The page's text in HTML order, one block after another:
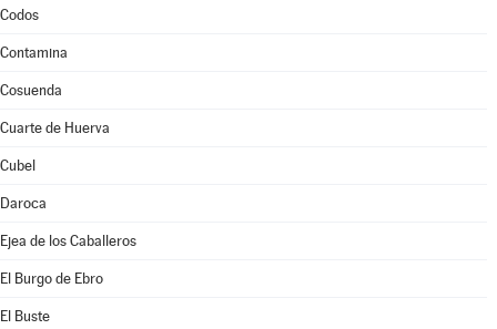
Codos
Contamina
Cosuenda
Cuarte de Huerva
Cubel
Daroca
Ejea de los Caballeros
El Burgo de Ebro
El Buste